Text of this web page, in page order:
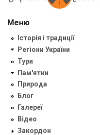
Меню
Історія і традиції
Регіони України
Тури
Пам'ятки
Природа
Блог
Галереї
Відео
Закордон